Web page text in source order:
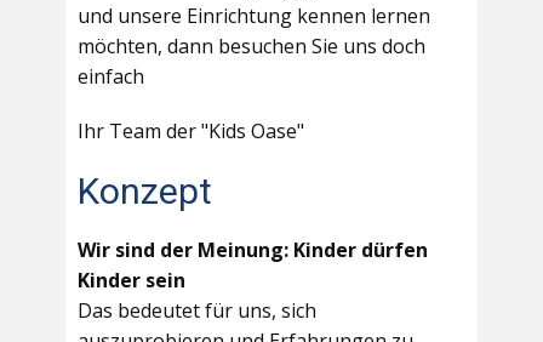
und unsere Einrichtung kennen lernen
möchten, dann besuchen Sie uns doch
einfach
Ihr Team der "Kids Oase"
Konzept
Wir sind der Meinung: Kinder dürfen
Kinder sein
Das bedeutet für uns, sich